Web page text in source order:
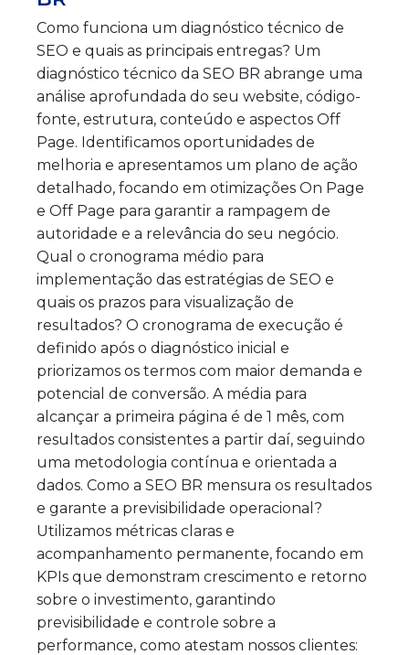
Como funciona um diagnóstico técnico de
SEO e quais as principais entregas? Um
diagnóstico técnico da SEO BR abrange uma
análise aprofundada do seu website, código-
fonte, estrutura, conteúdo e aspectos Off
Page. Identificamos oportunidades de
melhoria e apresentamos um plano de ação
detalhado, focando em otimizações On Page
e Off Page para garantir a rampagem de
autoridade e a relevância do seu negócio.
Qual o cronograma médio para
implementação das estratégias de SEO e
quais os prazos para visualização de
resultados? O cronograma de execução é
definido após o diagnóstico inicial e
priorizamos os termos com maior demanda e
potencial de conversão. A média para
alcançar a primeira página é de 1 mês, com
resultados consistentes a partir daí, seguindo
uma metodologia contínua e orientada a
dados. Como a SEO BR mensura os resultados
e garante a previsibilidade operacional?
Utilizamos métricas claras e
acompanhamento permanente, focando em
KPIs que demonstram crescimento e retorno
sobre o investimento, garantindo
previsibilidade e controle sobre a
performance, como atestam nossos clientes: